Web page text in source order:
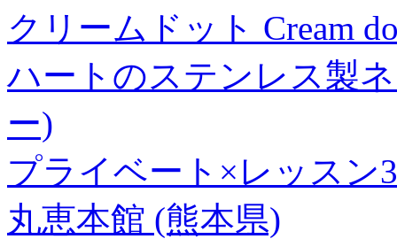
クリームドット Cream
ハートのステンレス製
ー)
プライベート×レッスン3
丸恵本館 (熊本県)